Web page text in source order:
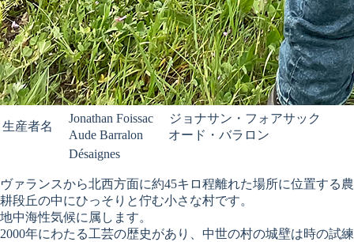
生産者名
Jonathan Foissac ジョナサン・フォアサック
Aude Barralon オード・バラロン
Désaignes
ヴァランスから北西方面に約45キロ程離れた場所に位置する農
耕段丘の中にひっそりと佇む小さな村です。
地中海性気候に属します。
2000年にわたる工芸の歴史があり、中世の村の城壁は時の試練